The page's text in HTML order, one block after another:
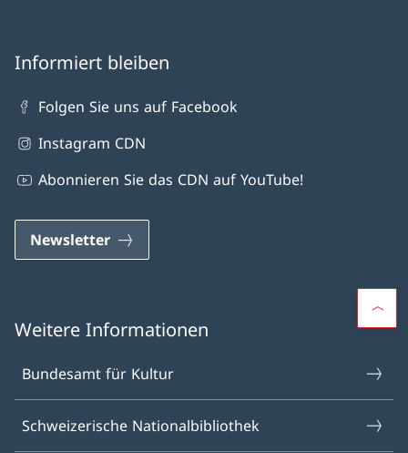
Informiert bleiben
Folgen Sie uns auf Facebook
Instagram CDN
Abonnieren Sie das CDN auf YouTube!
Newsletter
Weitere Informationen
Bundesamt für Kultur
Schweizerische Nationalbibliothek